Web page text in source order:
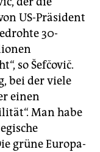
US-Präsident
30-
so Šefčovič.
bei der viele
einen
Man habe
grüne Europa-